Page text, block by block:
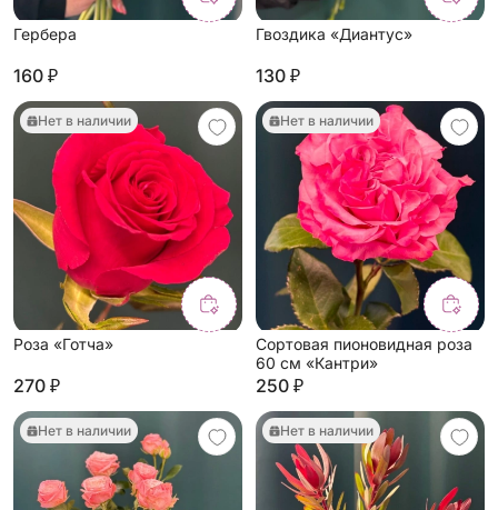
Гербера
160 ₽
Гвоздика «Диантус»
130 ₽
Нет в наличии
Роза «Готча»
270 ₽
Нет в наличии
Сортовая пионовидная роза
60 см «Кантри»
250 ₽
Нет в наличии Нет в наличии